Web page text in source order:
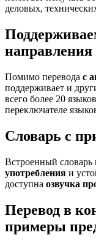
деловых,
направления
Помимо перевода с
поддерживает и
всего более 20
переключателе
Словарь с
Встроенный словарь
употребления и
доступна озвучка
Перевод в
примеры